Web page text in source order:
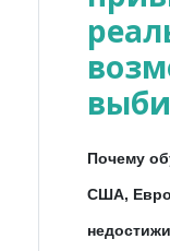
Почему
США,